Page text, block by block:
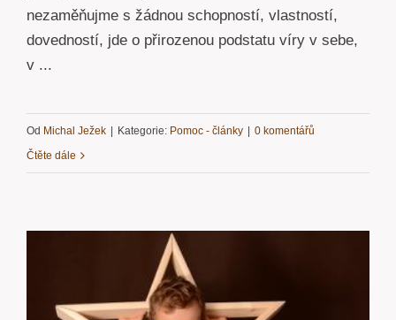
nezaměňujme s žádnou schopností, vlastností,
dovedností, jde o přirozenou podstatu víry v sebe,
v ...
Od Michal Ježek | Kategorie: Pomoc - články | 0 komentářů
Čtěte dále